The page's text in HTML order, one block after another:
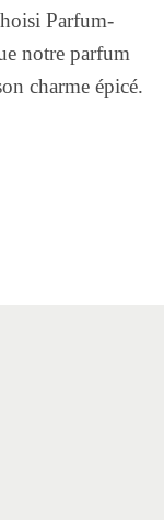
Parfum-
notre parfum
charme épicé.